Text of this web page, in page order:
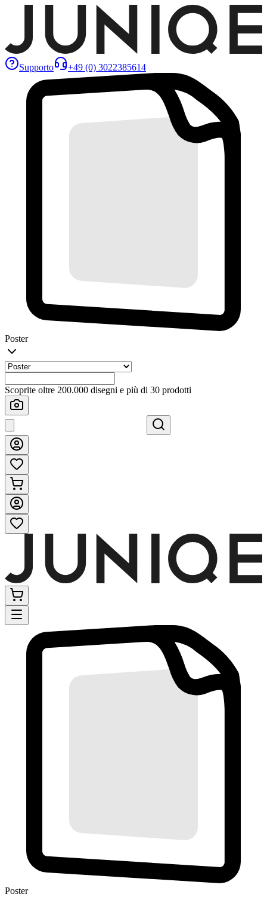
Supporto +49 (0) 3022385614
Poster
Scoprite oltre 200.000 disegni e più di 30 prodotti
Poster